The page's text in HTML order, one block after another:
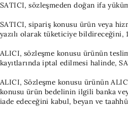
SATICI, sözleşmeden doğan ifa
SATICI, sipariş konusu ürün veya
yazılı olarak tüketiciye bildireceğini,
ALICI, sözleşme konusu ürünün
kayıtlarında iptal edilmesi halinde,
ALICI, Sözleşme konusu ürünün
konusu ürün bedelinin ilgili banka
iade edeceğini kabul, beyan ve